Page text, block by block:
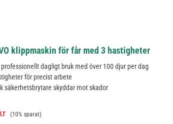
klippmaskin för får med 3 hastigheter
dagligt bruk med över 100 djur per dag
för precist arbete
säkerhetsbrytare skyddar mot skador
Ordinarie pris:
(10% sparat)